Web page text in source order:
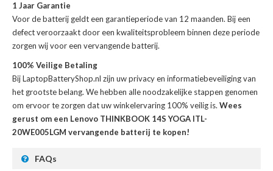
1 Jaar Garantie
Voor debatterij geldt een garantieperiode van 12 maanden. Bij een
defect veroorzaakt door een kwaliteitsprobleem binnen deze periode
zorgen wij voor een vervangende batterij.
100% Veilige Betaling
Bij LaptopBatteryShop.nl zijn uw privacy en informatiebeveiliging van
het grootste belang. We hebben alle noodzakelijke stappen genomen
om ervoor te zorgen dat uw winkelervaring 100% veilig is. Wees
gerust om een Lenovo THINKBOOK 14S YOGA ITL-
20WE005LGM vervangende batterij te kopen!
FAQs